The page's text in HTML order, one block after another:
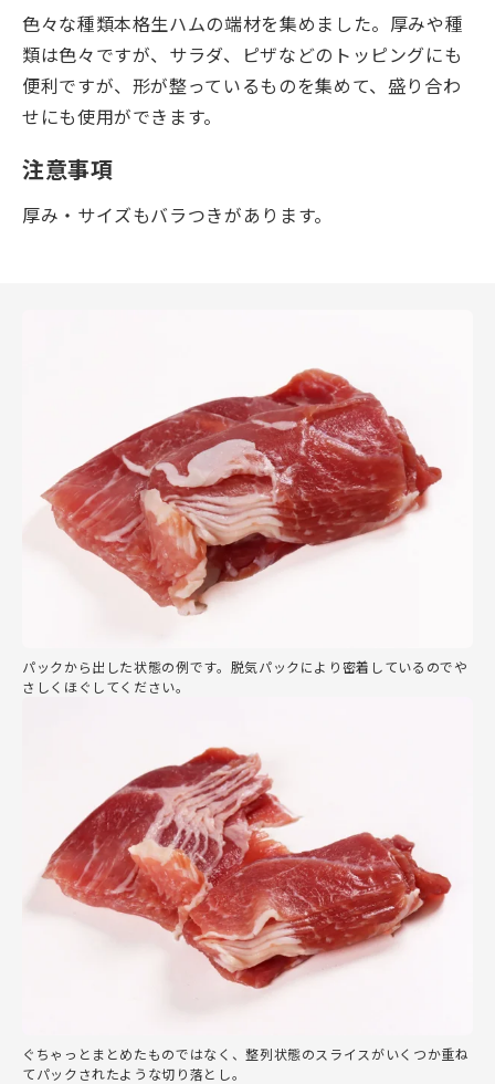
色々な種類本格生ハムの端材を集めました。厚みや種
類は色々ですが、サラダ、ピザなどのトッピングにも
便利ですが、形が整っているものを集めて、盛り合わ
せにも使用ができます。
注意事項
厚み・サイズもバラつきがあります。
パックから出した状態の例です。脱気パックにより密着しているのでや
さしくほぐしてください。
ぐちゃっとまとめたものではなく、整列状態のスライスがいくつか重ね
てパックされたような切り落とし。